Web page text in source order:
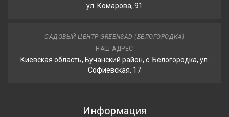
ул. Комарова, 91
САДОВЫЙ ЦЕНТР GREENSAD (БЕЛОГОРОДКА)
НАШ АДРЕС
Киевская область, Бучанский район, с. Белогородка, ул.
Софиевская, 17
Информация